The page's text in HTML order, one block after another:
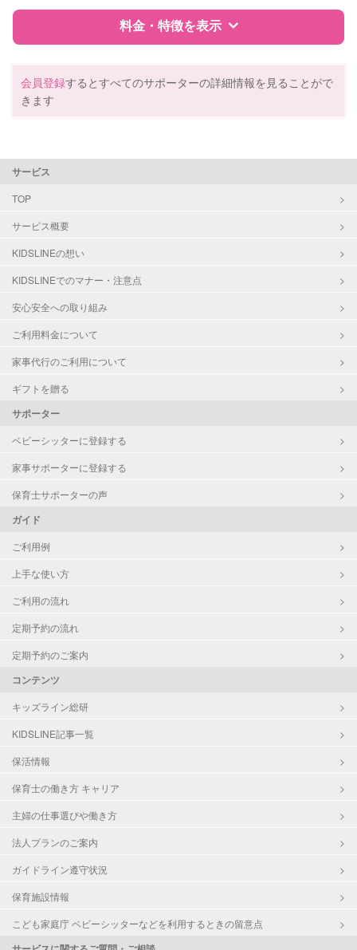
病児対応 病児、病後児、ともに可能
障がい児対応 対応可否は個別に相談
レッスン
英語レッスン
定期予約
（定期特典）
料金・特徴を表示
資格
企業型割引対象(旧内閣府補助対象)
対応可能/特徴
病児対応
レッスン
お子様の撮影
会員登録するとすべてのサポーターの詳細情報を見ることがで
きます
サービス
TOP
サービス概要
KIDSLINEの想い
KIDSLINEでのマナー・注意点
安心安全への取り組み
ご利用料金について
家事代行のご利用について
ギフトを贈る
サポーター
ベビーシッターに登録する
家事サポーターに登録する
保育士サポーターの声
ガイド
ご利用例
上手な使い方
ご利用の流れ
定期予約の流れ
定期予約のご案内
コンテンツ
キッズライン総研
KIDSLINE記事一覧
保活情報
保育士の働き方 キャリア
主婦の仕事選びや働き方
法人プランのご案内
ガイドライン遵守状況
保育施設情報
こども家庭庁 ベビーシッターなどを利用するときの留意点